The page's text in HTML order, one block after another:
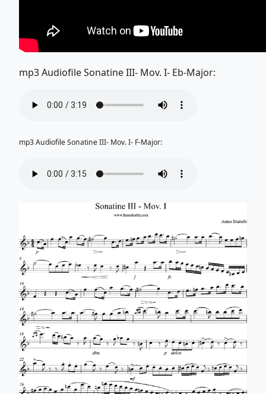
mp3 Audiofile Sonatine III- Mov. I- Eb-Major:
mp3 Audiofile Sonatine III- Mov. I- F-Major: